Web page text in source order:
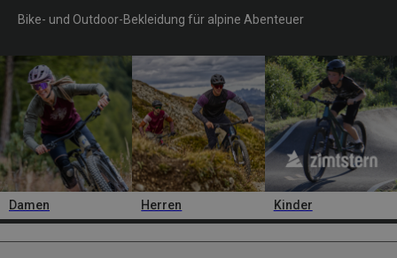
Bike- und Outdoor-Bekleidung für alpine Abenteuer
Damen Herren Kinder